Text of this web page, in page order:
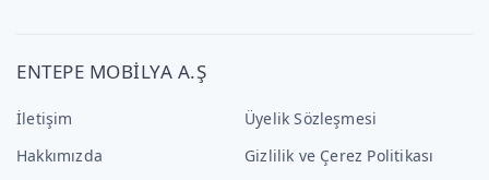
ENTEPE MOBİLYA A.Ş
İletişim
Hakkımızda
Üyelik Sözleşmesi
Gizlilik ve Çerez Politikası